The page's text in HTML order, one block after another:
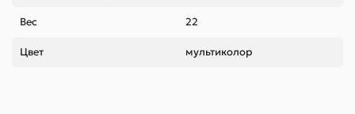
Вес 22
Цвет мультиколор